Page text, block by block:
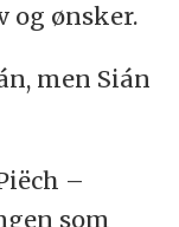
og ønsker.
men Sián
–
som